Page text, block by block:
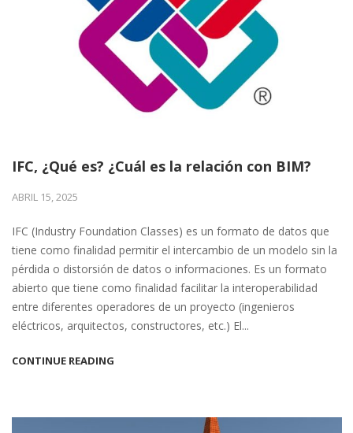
IFC, ¿Qué es? ¿Cuál es la relación con BIM?
ABRIL 15, 2025
IFC (Industry Foundation Classes) es un formato de datos que
tiene como finalidad permitir el intercambio de un modelo sin la
pérdida o distorsión de datos o informaciones. Es un formato
abierto que tiene como finalidad facilitar la interoperabilidad
entre diferentes operadores de un proyecto (ingenieros
eléctricos, arquitectos, constructores, etc.) El...
CONTINUE READING